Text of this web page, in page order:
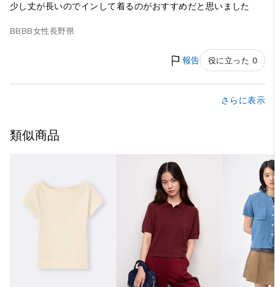
少し丈が長いのでインして着るのがおすすめだと思いました
BBBB女性長野県
報告 役に立った 0
さらに表示
類似商品